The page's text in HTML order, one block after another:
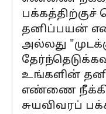
தனிப்பயன்
அல்லது
உங்களின்
எண்ணை
சுயவிவரப்